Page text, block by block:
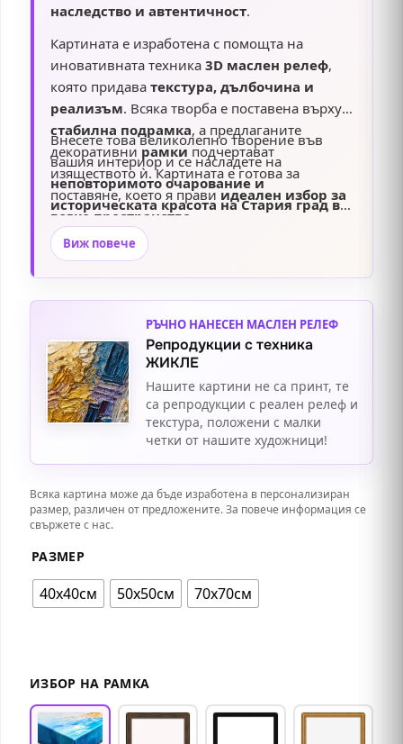
наследство и автентичност.
Картината е изработена с помощта на
иновативната техника 3D маслен релеф,
която придава текстура, дълбочина и
реализъм. Всяка творба е поставена върху
стабилна подрамка, а предлаганите
декоративнирамкиподчертават
изяществото ѝ. Картината е готова за
поставяне, което я правиидеален избор за
всяко пространство.
Внесете това великолепно творение във
вашия интериор и се насладете на
неповторимото очарование и
историческата красота на Стария град в
Несебър.
Виж повече
РЪЧНО НАНЕСЕН МАСЛЕН РЕЛЕФ
Репродукции с техника
ЖИКЛЕ
Нашите картини не са принт, те
са репродукции с реален релеф и
текстура, положени с малки
четки от нашите художници!
Всяка картина може да бъде изработена в персонализиран
размер, различен от предложените. За повече информация се
свържете с нас.
РАЗМЕР
40х40см 50х50см 70х70см
ИЗБОР НА РАМКА